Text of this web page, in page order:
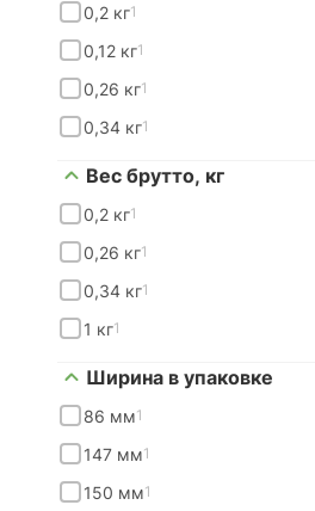
0,2 кг1
0,12 кг1
0,26 кг1
0,34 кг1
Вес брутто, кг
0,2 кг1
0,26 кг1
0,34 кг1
1 кг1
Ширина в упаковке
86 мм1
147 мм1
150 мм1